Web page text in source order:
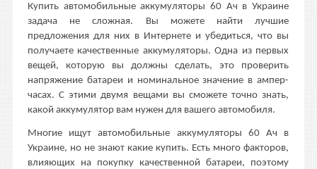
Купить автомобильные аккумуляторы 60 Ач в Украине
задача не сложная. Вы можете найти лучшие
предложения для них в Интернете и убедиться, что вы
получаете качественные аккумуляторы. Одна из первых
вещей, которую вы должны сделать, это проверить
напряжение батареи и номинальное значение в ампер-
часах. С этими двумя вещами вы сможете точно знать,
какой аккумулятор вам нужен для вашего автомобиля.
Многие ищут автомобильные аккумуляторы 60 Ач в
Украине, но не знают какие купить. Есть много факторов,
влияющих на покупку качественной батареи, поэтому